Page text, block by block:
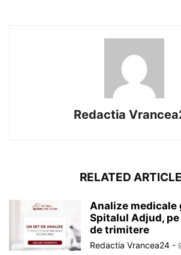
Redactia
RELATED
Analize medicale
Spitalul Adjud,
de trimitere
Redactia Vrancea24 -